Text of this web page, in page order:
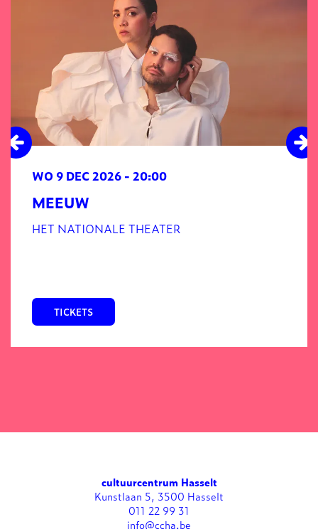
MEEUW
HET NATIONALE THEATER
WO 9 DEC 2026 - 20:00
TICKETS
cultuurcentrum Hasselt
Kunstlaan 5, 3500 Hasselt
011 22 99 31
info@ccha.be